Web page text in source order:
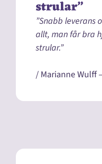
strular”
”Snabb leverans
allt, man får bra
strular.”
/ Marianne Wulff